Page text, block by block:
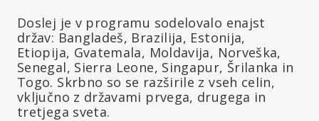
Doslej je v programu sodelovalo enajst
držav: Bangladeš, Brazilija, Estonija,
Etiopija, Gvatemala, Moldavija, Norveška,
Senegal, Sierra Leone, Singapur, Šrilanka in
Togo. Skrbno so se razširile z vseh celin,
vključno z državami prvega, drugega in
tretjega sveta.